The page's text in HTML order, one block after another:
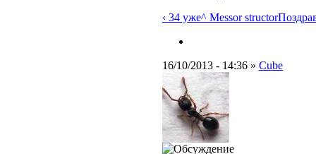
‹ 34 уже^ Messor structor
16/10/2013 - 14:36 » Cube